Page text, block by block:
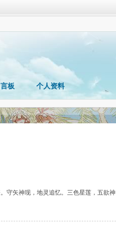
板 个人资料
守矢神现，地灵追忆。三色星莲，五欲神